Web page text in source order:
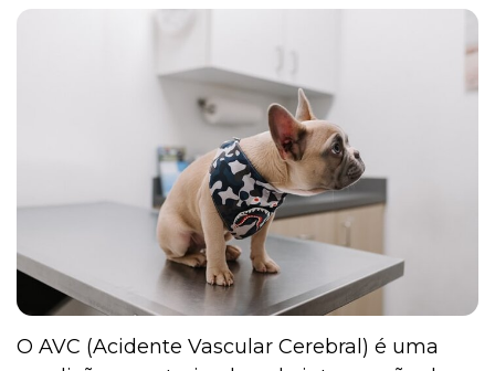
Saúde
O AVC (Acidente Vascular Cerebral) é uma